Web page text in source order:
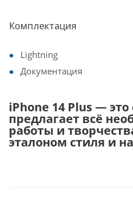
Комплектация
Lightning
Документация
iPhone 14 Plus —
предлагает всё
работы и
эталоном стиля и